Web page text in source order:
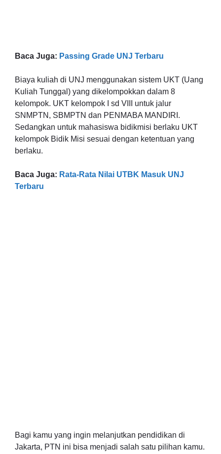
Baca Juga: Passing Grade UNJ Terbaru
Biaya kuliah di UNJ menggunakan sistem UKT (Uang
Kuliah Tunggal) yang dikelompokkan dalam 8
kelompok. UKT kelompok I sd VIII untuk jalur
SNMPTN, SBMPTN dan PENMABA MANDIRI.
Sedangkan untuk mahasiswa bidikmisi berlaku UKT
kelompok Bidik Misi sesuai dengan ketentuan yang
berlaku.
Baca Juga: Rata-Rata Nilai UTBK Masuk UNJ
Terbaru
Bagi kamu yang ingin melanjutkan pendidikan di
Jakarta, PTN ini bisa menjadi salah satu pilihan kamu.